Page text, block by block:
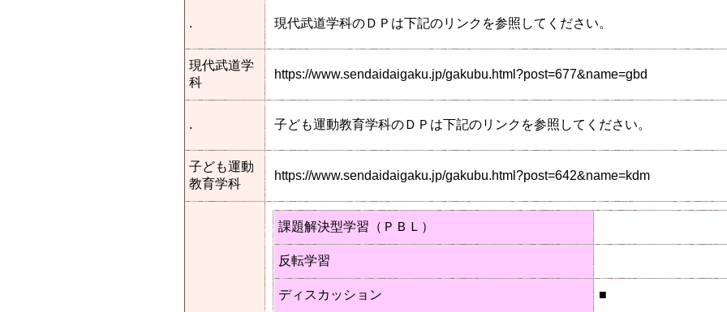
. 現代武道学科のＤＰは下記のリンクを参照してください。
現代武道学
科
https://www.sendaidaigaku.jp/gakubu.html?post=677&name=gbd
. 子ども運動教育学科のＤＰは下記のリンクを参照してください。
子ども運動
教育学科
https://www.sendaidaigaku.jp/gakubu.html?post=642&name=kdm
課題解決型学習（ＰＢＬ）
反転学習
ディスカッション ■